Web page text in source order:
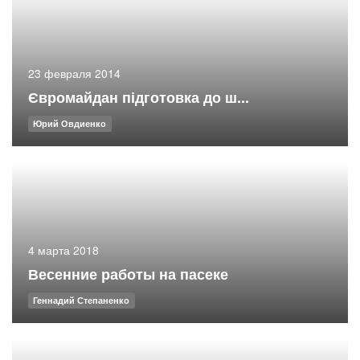
23 февраля 2014
Євромайдан підготовка до ш...
Юрий Овдиенко
4 марта 2018
Весенние работы на пасеке
Геннадий Степаненко